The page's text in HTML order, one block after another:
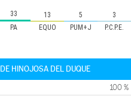
PA EQUO PUM+J P.C.P.E.
33 13 5 3
HINOJOSA DEL DUQUE
100 %